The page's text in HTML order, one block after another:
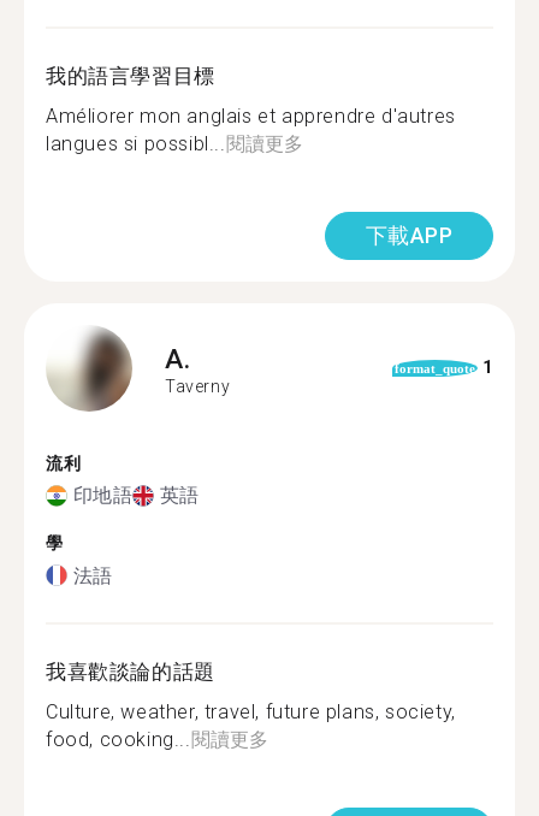
我的語言學習目標
Améliorer mon anglais et apprendre d'autres
langues si possibl... 閱讀更多
下載APP
A.
Taverny
format_quote 1
流利
印地語 英語
學
法語
我喜歡談論的話題
Culture, weather, travel, future plans, society,
food, cooking... 閱讀更多